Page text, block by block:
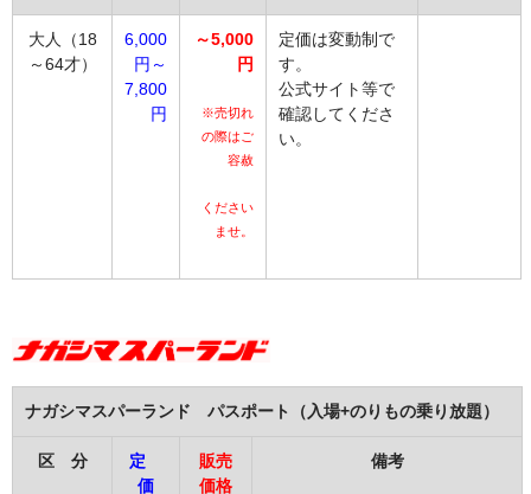
大人（18
～64才）
6,000
円～
7,800
円
～5,000
円
※売切れ
の際はご
容赦
ください
ませ。
定価は変動制で
す。
公式サイト等で
確認してくださ
い。
ナガシマスパーランド パスポート（入場+のりもの乗り放題）
区 分
定
価
販売
価格
備考